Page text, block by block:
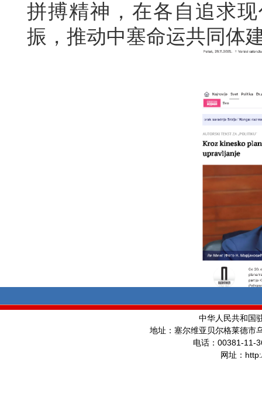
拼搏精神，在各自追求
振，推动中塞命运共同体
中华人民共和国
地址：塞尔维亚贝尔格莱德市
电话： 00381-11-
网址：